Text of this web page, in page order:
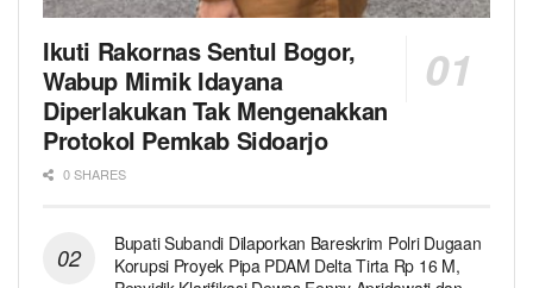
Ikuti Rakornas Sentul Bogor,
Wabup Mimik Idayana
Diperlakukan Tak Mengenakkan
Protokol Pemkab Sidoarjo
0 SHARES
Bupati Subandi Dilaporkan Bareskrim Polri Dugaan
Korupsi Proyek Pipa PDAM Delta Tirta Rp 16 M,